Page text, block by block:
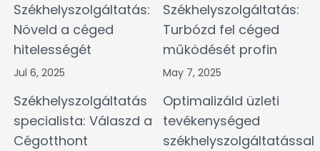
Székhelyszolgáltatás:
Növeld a céged
hitelességét
Jul 6, 2025
Székhelyszolgáltatás:
Turbózd fel céged
működését profin
May 7, 2025
Székhelyszolgáltatás
specialista: Válaszd a
Cégotthont
Optimalizáld üzleti
tevékenységed
székhelyszolgáltatással